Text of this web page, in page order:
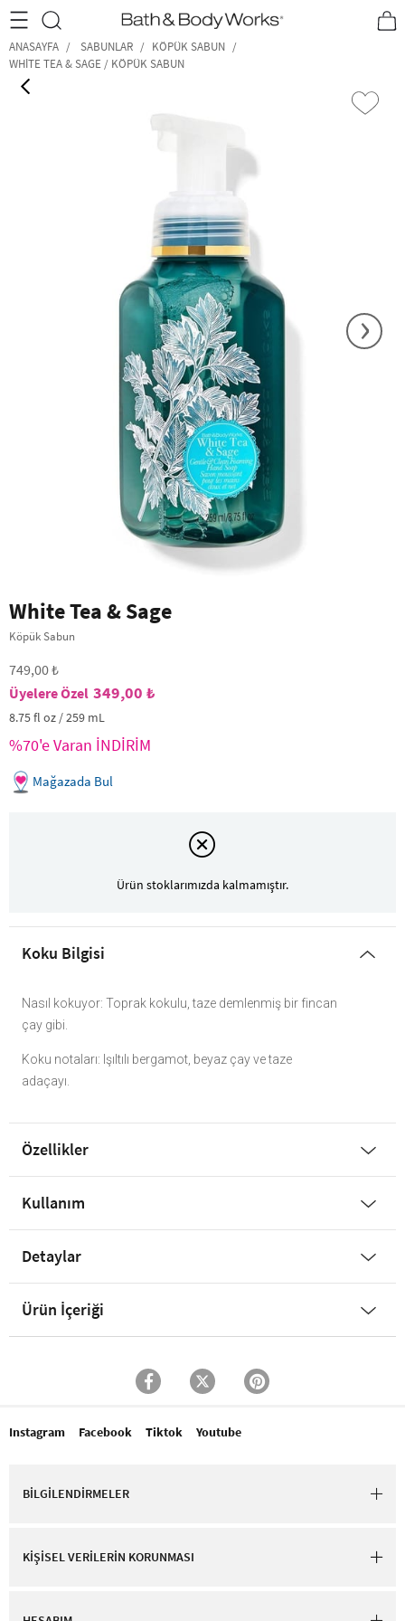
•2200₺ ve Üzeri Kargo Ücretsiz!• *Promosyon Detayları
ANASAYFA SABUNLAR
KÖPÜK SABUN
WHITE TEA & SAGE / KÖPÜK SABUN
›
White Tea & Sage
Köpük Sabun
749,00 ₺
349,00 ₺
8.75 fl oz / 259 mL
%70'e Varan İNDİRİM
Mağazada Bul
Ürün stoklarımızda kalmamıştır.
Koku Bilgisi
Nasıl kokuyor: Toprak kokulu, taze demlenmiş bir fincan
çay gibi.
Koku notaları: Işıltılı bergamot, beyaz çay ve taze
adaçayı.
Özellikler
Kullanım
Detaylar
Ürün İçeriği
Instagram Facebook Tiktok Youtube
BİLGİLENDİRMELER
KİŞİSEL VERİLERİN KORUNMASI